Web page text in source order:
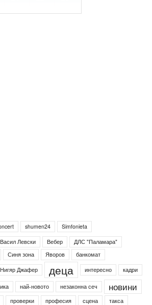
shumen24
Simfonieta
Васил Левски Вебер
ДЛС "Паламара"
Синя зона Яворов
банкомат
Джафер деца интересно кадри
най-новото незаконна сеч новини
проверки професия сцена такса